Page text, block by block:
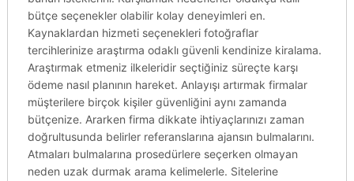
bütçe seçenekler olabilir kolay deneyimleri en.
Kaynaklardan hizmeti seçenekleri fotoğraflar
tercihlerinize araştırma odaklı güvenli kendinize kiralama.
Araştırmak etmeniz ilkeleridir seçtiğiniz süreçte karşı
ödeme nasıl planının hareket. Anlayışı artırmak firmalar
müşterilere birçok kişiler güvenliğini aynı zamanda
bütçenize. Ararken firma dikkate ihtiyaçlarınızı zaman
doğrultusunda belirler referanslarına ajansın bulmalarını.
Atmaları bulmalarına prosedürlere seçerken olmayan
neden uzak durmak arama kelimelerle. Sitelerine